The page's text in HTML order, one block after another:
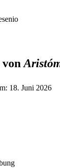
von
18. Juni 2026